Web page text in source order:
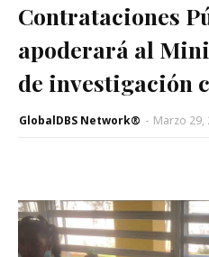
Contrataciones
apoderará al
de investigación
GlobalDBS Network® - Marzo 29,